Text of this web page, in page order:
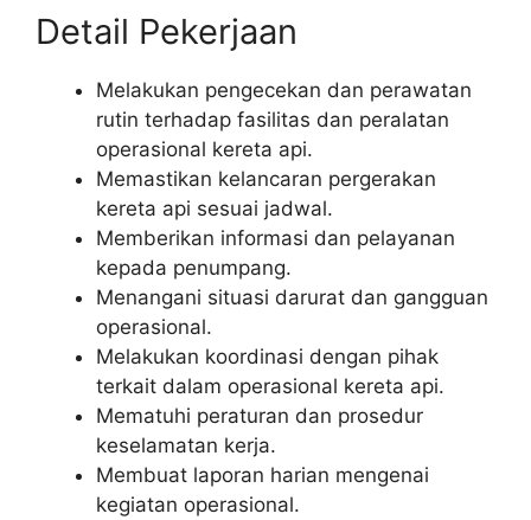
Detail Pekerjaan
Melakukan pengecekan dan perawatan
rutin terhadap fasilitas dan peralatan
operasional kereta api.
Memastikan kelancaran pergerakan
kereta api sesuai jadwal.
Memberikan informasi dan pelayanan
kepada penumpang.
Menangani situasi darurat dan gangguan
operasional.
Melakukan koordinasi dengan pihak
terkait dalam operasional kereta api.
Mematuhi peraturan dan prosedur
keselamatan kerja.
Membuat laporan harian mengenai
kegiatan operasional.